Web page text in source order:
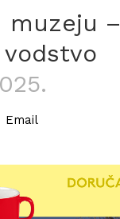
muzeju –
vodstvo
Email